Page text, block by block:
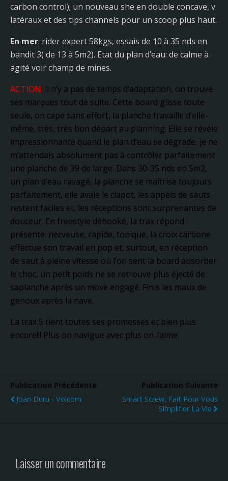
carbon control); un nouveau she en double concave, v
latéraux et des tips channels pour un scoop plus haut.
En mer: rider expert 58kgs, essais de 10 à 35 nds en
bandit 3( de 13 à 5m2). Etat du plan d’eau: de calme à
agité voir champ de mines.
ACTION: il n’y a pas de temps d’adaptation, on trouve
ses marques tout de suite. Cette board glisse toute
seule, on cape sans effort, la planche travaille d’elle-
même, très, très bon départ au planning. Elle se révèle
impressionnante quand le plan d’eau se dégrade, je ne
m’attendais absolument pas à contrôler parfaitement
une planche de 39 de large. Dans 30-35 nds en 5m2,
un plan d’eau ravagé, la planche se maîtrise toujours
parfaitement, elle avale le clapot, les appels de sauts
restent faciles et, les réceptions sont surprenantes de
douceur. En freestyle déhooké, la trax répond
présente: nerveuse, rapide, tonique, la croix carbone
effectue son travail en pop et, surtout, en réception
de saut à pleine vitesse où l’on sent la board absorber
le choc, un petit poids ne se retrouve plus éjecté de
saplanche après un move engagé. Finis les maux de
genoux après la nave.
La trax 5 tient toutes ses promesses et bien plus
encore!!! Plus on navigue avec plus on l’aime.
Publication Précédente
Joan Duru - Volcom
Publication Suivante
Smart Screw, Fait Pour Vous
Simplifier La Vie
Laisser un commentaire